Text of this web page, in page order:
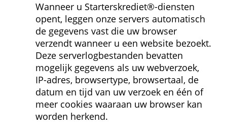
Wanneer u Starterskrediet®-diensten
opent, leggen onze servers automatisch
de gegevens vast die uw browser
verzendt wanneer u een website bezoekt.
Deze serverlogbestanden bevatten
mogelijk gegevens als uw webverzoek,
IP-adres, browsertype, browsertaal, de
datum en tijd van uw verzoek en één of
meer cookies waaraan uw browser kan
worden herkend.